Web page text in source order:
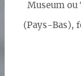
Museum ou
(Pays-Bas),